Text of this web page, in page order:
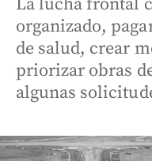
La lucha frontal
organizado,
de salud, crear
priorizar obras
algunas